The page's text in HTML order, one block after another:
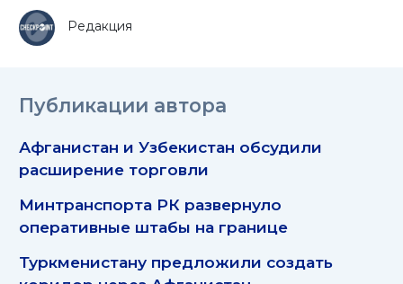
Редакция
Публикации автора
Афганистан и Узбекистан обсудили
расширение торговли
Минтранспорта РК развернуло
оперативные штабы на границе
Туркменистану предложили создать